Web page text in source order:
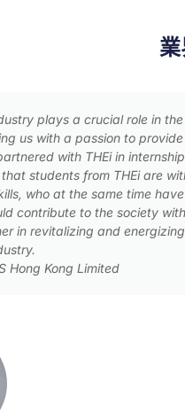
wholesome and safe
to safeguard our food
processing, to the end
of such well-trained food
most valuable to fill this
Lee Kum Kee
HO